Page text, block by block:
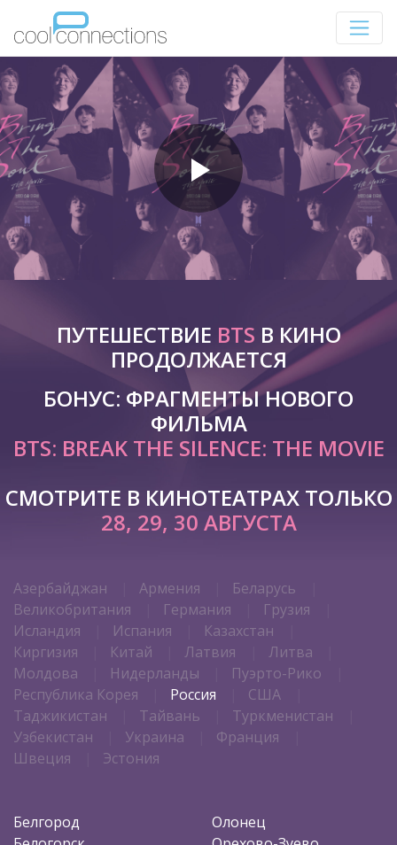
ПУТЕШЕСТВИЕ BTS В КИНО
ПРОДОЛЖАЕТСЯ
БОНУС: ФРАГМЕНТЫ НОВОГО
ФИЛЬМА
BTS: BREAK THE SILENCE: THE MOVIE
СМОТРИТЕ В КИНОТЕАТРАХ ТОЛЬКО
28, 29, 30 АВГУСТА
Азербайджан Армения
Беларусь
Великобритания
Германия
Грузия
Исландия
Испания
Казахстан
Киргизия
Китай Латвия
Литва
Молдова
Нидерланды
Пуэрто-Рико
Республика Корея
Россия
США
Таджикистан
Тайвань
Туркменистан
Узбекистан
Украина
Франция
Швеция
Эстония
Белгород
Олонец